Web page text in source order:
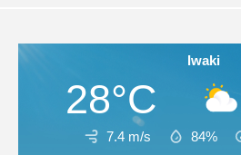
Iwaki
28°C
7.4 m/s 84%